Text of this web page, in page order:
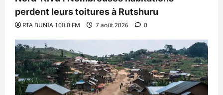
perdent leurs toitures à Rutshuru
RTA BUNIA 100.0 FM 7 août 2026 0